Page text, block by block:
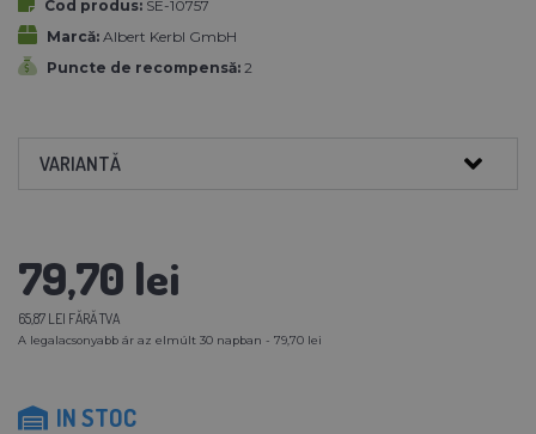
Cod produs: SE-10757
Marcă: Albert Kerbl GmbH
Puncte de recompensă: 2
VARIANTĂ
79,70 lei
65,87 LEI FĂRĂ TVA
A legalacsonyabb ár az elmúlt 30 napban - 79,70 lei
IN STOC